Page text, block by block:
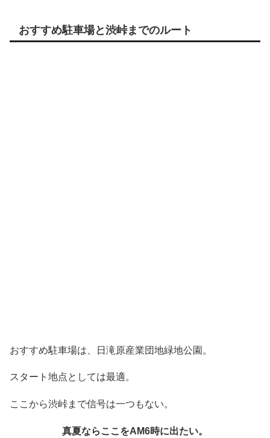
おすすめ駐車場と渋峠までのルート
おすすめ駐車場は、日滝原産業団地緑地公園。
スタート地点としては最適。
ここから渋峠まで信号は一つもない。
真夏ならここをAM6時に出たい。